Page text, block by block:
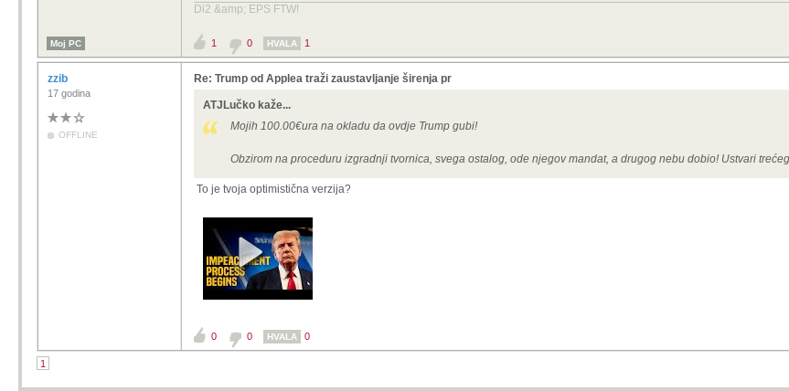
Di2 &amp; EPS FTW!
Moj PC 1 0 HVALA 1
zzib
17 godina
OFFLINE
Re: Trump od Applea traži zaustavljanje širenja pr
ATJLučko kaže...
Mojih 100.00€ura na okladu da ovdje Trump gubi!
Obzirom na proceduru izgradnji tvornica, svega ostalog, ode njegov mandat, a drugog nebu dobio! Ustvari trećeg
To je tvoja optimistična verzija?
0 0 HVALA 0
1